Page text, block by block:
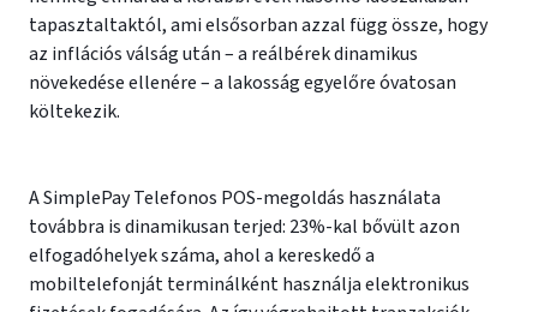
tapasztaltaktól, ami elsősorban azzal függ össze, hogy
az inflációs válság után – a reálbérek dinamikus
növekedése ellenére – a lakosság egyelőre óvatosan
költekezik.
A SimplePay Telefonos POS-megoldás használata
továbbra is dinamikusan terjed: 23%-kal bővült azon
elfogadóhelyek száma, ahol a kereskedő a
mobiltelefonját terminálként használja elektronikus